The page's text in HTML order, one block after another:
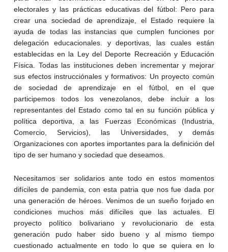
electorales y las prácticas educativas del fútbol: Pero para
crear una sociedad de aprendizaje, el Estado requiere la
ayuda de todas las instancias que cumplen funciones por
delegación educacionales. y deportivas, las cuales están
establecidas en la Ley del Deporte Recreación y Educación
Física. Todas las instituciones deben incrementar y mejorar
sus efectos instrucciónales y formativos: Un proyecto común
de sociedad de aprendizaje en el fútbol, en el que
participemos todos los venezolanos, debe incluir a los
representantes del Estado como tal en su función pública y
política deportiva, a las Fuerzas Económicas (Industria,
Comercio, Servicios), las Universidades, y demás
Organizaciones con aportes importantes para la definición del
tipo de ser humano y sociedad que deseamos.
Necesitamos ser solidarios ante todo en estos momentos
difíciles de pandemia, con esta patria que nos fue dada por
una generación de héroes. Venimos de un sueño forjado en
condiciones muchos más difíciles que las actuales. El
proyecto político bolivariano y revolucionario de esta
generación pudo haber sido bueno y al mismo tiempo
cuestionado actualmente en todo lo que se quiera en lo